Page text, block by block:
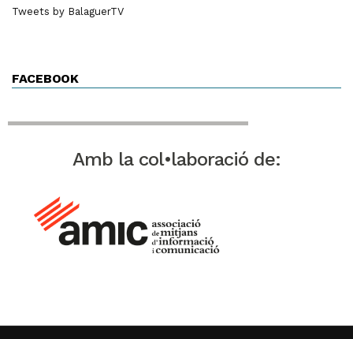
Tweets by BalaguerTV
FACEBOOK
Amb la col•laboració de: